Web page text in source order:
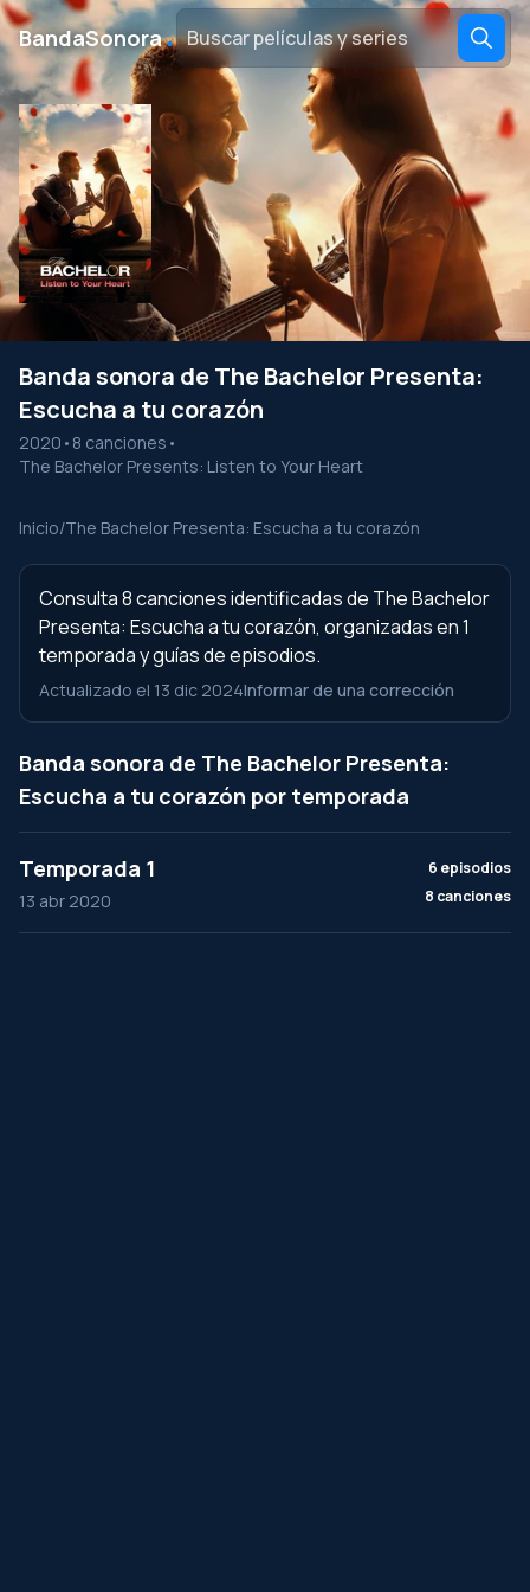
BandaSonora․
Banda sonora de The Bachelor Presenta:
Escucha a tu corazón
2020 • 8 canciones •
The Bachelor Presents: Listen to Your Heart
Inicio/The Bachelor Presenta: Escucha a tu corazón
Consulta 8 canciones identificadas de The Bachelor
Presenta: Escucha a tu corazón, organizadas en 1
temporada y guías de episodios.
Actualizado el 13 dic 2024Informar de una corrección
Banda sonora de The Bachelor Presenta:
Escucha a tu corazón por temporada
Temporada 1
13 abr 2020
6 episodios
8 canciones